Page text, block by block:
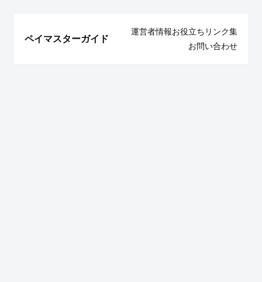
ペイマスターガイド
運営者情報お役立ちリンク集
お問い合わせ